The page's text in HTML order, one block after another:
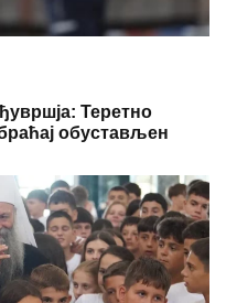
Теретно
обустављен